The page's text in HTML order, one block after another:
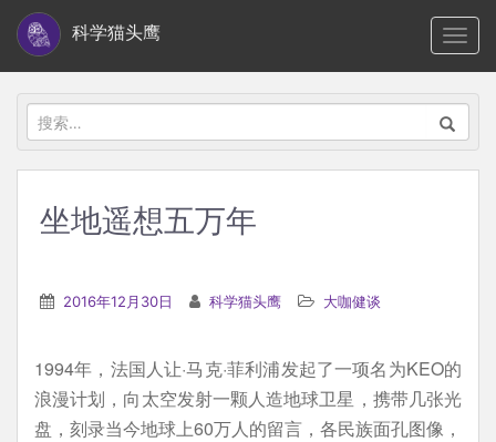
i
科学猫头鹰
搜
索：
坐地遥想五万年
2016年12月30日 科学猫头鹰 大咖健谈
1994年，法国人让·马克·菲利浦发起了一项名为KEO的
浪漫计划，向太空发射一颗人造地球卫星，携带几张光
盘，刻录当今地球上60万人的留言，各民族面孔图像，